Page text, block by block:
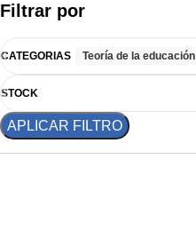
Filtrar por
CATEGORIAS Teoría de la educación
STOCK
APLICAR FILTRO